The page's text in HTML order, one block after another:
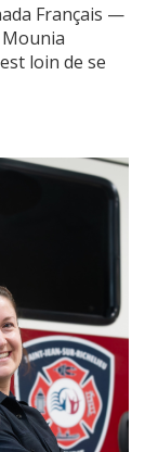
Français —
Mounia
loin de se